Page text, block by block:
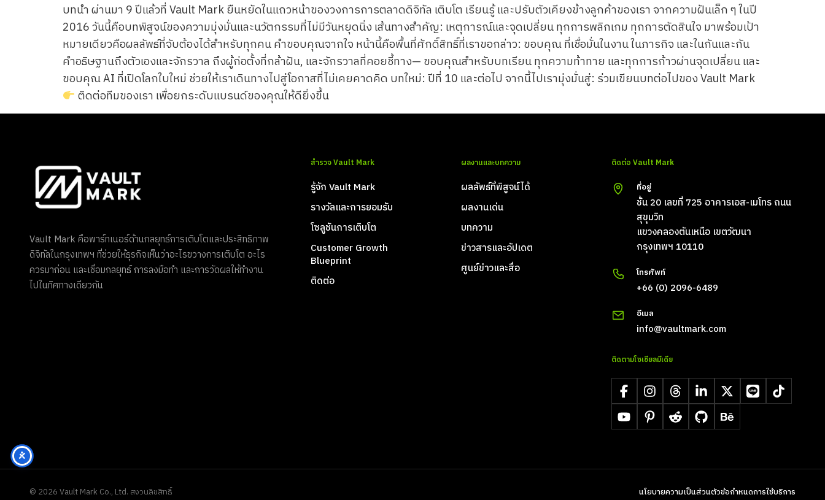
บทนำ ผ่านมา 9 ปีแล้วที่ Vault Mark ยืนหยัดในแถวหน้าของวงการการตลาดดิจิทัล เติบโต เรียนรู้ และปรับตัวเคียงข้างลูกค้าของเรา จากความฝันเล็ก ๆ ในปี
2016 วันนี้คือบทพิสูจน์ของความมุ่งมั่นและนวัตกรรมที่ไม่มีวันหยุดนิ่ง เส้นทางสำคัญ: เหตุการณ์และจุดเปลี่ยน ทุกการพลิกเกม ทุกการตัดสินใจ มาพร้อมเป้า
หมายเดียวคือผลลัพธ์ที่จับต้องได้สำหรับทุกคน คำขอบคุณจากใจ หน้านี้คือพื้นที่ศักดิ์สิทธิ์ที่เราขอกล่าว: ขอบคุณ ที่เชื่อมั่นในงาน ในภารกิจ และในกันและกัน
คำอธิษฐานถึงตัวเองและจักรวาล ถึงผู้ก่อตั้งที่กล้าฝัน, และจักรวาลที่คอยชี้ทาง— ขอบคุณสำหรับบทเรียน ทุกความท้าทาย และทุกการก้าวผ่านจุดเปลี่ยน และ
ขอบคุณ AI ที่เปิดโลกใบใหม่ ช่วยให้เราเดินทางไปสู่โอกาสที่ไม่เคยคาดคิด บทใหม่: ปีที่ 10 และต่อไป จากนี้ไปเรามุ่งมั่นสู่: ร่วมเขียนบทต่อไปของ Vault Mark
ติดต่อทีมของเรา เพื่อยกระดับแบรนด์ของคุณให้ดียิ่งขึ้น
Vault Mark คือพาร์ทเนอร์ด้านกลยุทธ์การเติบโตและประสิทธิภาพ
ดิจิทัลในกรุงเทพฯ ที่ช่วยให้ธุรกิจเห็นว่าอะไรขวางการเติบโต อะไร
ควรมาก่อน และเชื่อมกลยุทธ์ การลงมือทำ และการวัดผลให้ทำงาน
ไปในทิศทางเดียวกัน
สำรวจ Vault Mark
รู้จัก Vault Mark
รางวัลและการยอมรับ
โซลูชันการเติบโต
Customer Growth
Blueprint
ติดต่อ
ผลงานและบทความ
ผลลัพธ์ที่พิสูจน์ได้
ผลงานเด่น
บทความ
ข่าวสารและอัปเดต
ศูนย์ข่าวและสื่อ
ติดต่อ Vault Mark
ที่อยู่
ชั้น 20 เลขที่ 725 อาคารเอส-เมโทร ถนน
สุขุมวิท
แขวงคลองตันเหนือ เขตวัฒนา
กรุงเทพฯ 10110
โทรศัพท์
+66 (0) 2096-6489
อีเมล
info@vaultmark.com
ติดตามโซเชียลมีเดีย
FacebookInstagram
ThreadsLinkedIn
X LINETikTok
YouTubePinterest
RedditGitHubBehance
© 2026Vault Mark Co., Ltd. สงวนลิขสิทธิ์ นโยบายความเป็นส่วนตัวข้อกำหนดการใช้บริการ